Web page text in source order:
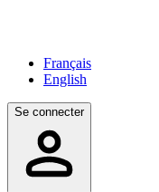
Français
English
Se connecter